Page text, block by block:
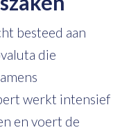
besteed aan
die
werkt intensief
en voert de